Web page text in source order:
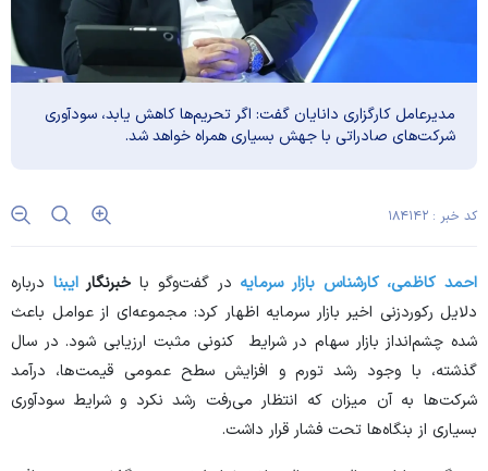
مدیرعامل کارگزاری دانایان گفت: اگر تحریم‌ها کاهش یابد، سودآوری
شرکت‌های صادراتی با جهش بسیاری همراه خواهد شد.
کد خبر : ۱۸۴۱۴۲
احمد کاظمی، کارشناس بازار سرمایه در گفت‌و‌گو با خبرنگارایبنا درباره
دلایل رکوردزنی اخیر بازار سرمایه اظهار کرد: مجموعه‌ای از عوامل باعث
شده چشم‌انداز بازار سهام در شرایط کنونی مثبت ارزیابی شود. در سال
گذشته، با وجود رشد تورم و افزایش سطح عمومی قیمت‌ها، درآمد
شرکت‌ها به آن میزان که انتظار می‌رفت رشد نکرد و شرایط سودآوری
بسیاری از بنگاه‌ها تحت فشار قرار داشت.